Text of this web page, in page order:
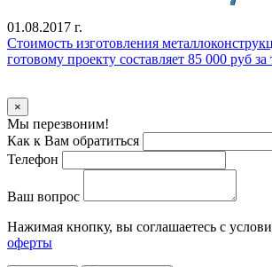
01.08.2017 г.
Стоимость изготовления
готовому проекту составляет 85 000 руб за
×
Мы перезвоним!
Как к Вам обратиться
Телефон
Ваш вопрос
Нажимая кнопку, вы соглашаетесь с
оферты